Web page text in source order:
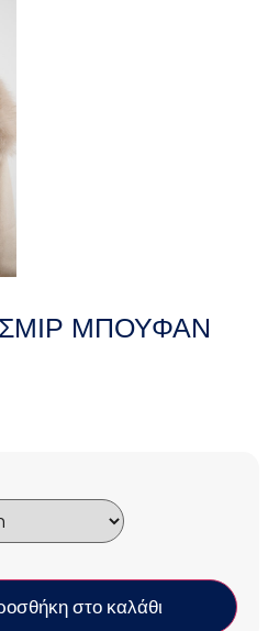
ΜΠΟΥΦΑΝ
στο καλάθι